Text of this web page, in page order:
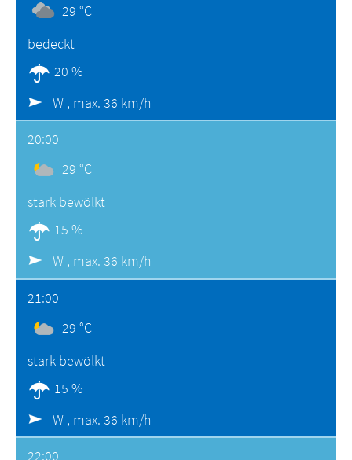
29 °C
bedeckt
20 %
W , max. 36 km/h
20:00
29 °C
stark bewölkt
15 %
W , max. 36 km/h
21:00
29 °C
stark bewölkt
15 %
W , max. 36 km/h
22:00